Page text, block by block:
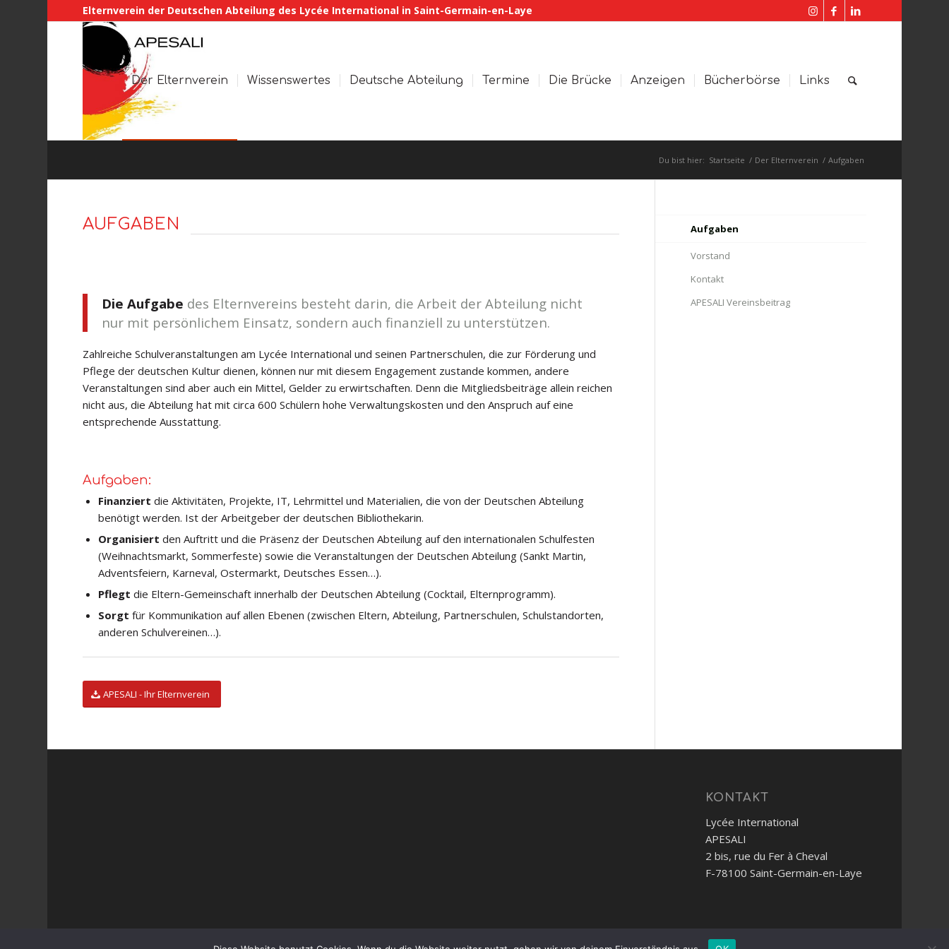
Elternverein der Deutschen Abteilung des Lycée International in Saint-Germain-en-Laye
Der Elternverein Wissenswertes Deutsche Abteilung Termine Die Brücke Anzeigen Bücherbörse Links
Du bist hier: Startseite / Der Elternverein / Aufgaben
AUFGABEN
Die Aufgabe des Elternvereins besteht darin, die Arbeit der Abteilung nicht
nur mit persönlichem Einsatz, sondern auch finanziell zu unterstützen.
Zahlreiche Schulveranstaltungen am Lycée International und seinen Partnerschulen, die zur Förderung und
Pflege der deutschen Kultur dienen, können nur mit diesem Engagement zustande kommen, andere
Veranstaltungen sind aber auch ein Mittel, Gelder zu erwirtschaften. Denn die Mitgliedsbeiträge allein reichen
nicht aus, die Abteilung hat mit circa 600 Schülern hohe Verwaltungskosten und den Anspruch auf eine
entsprechende Ausstattung.
Aufgaben:
Finanziertdie Aktivitäten, Projekte, IT, Lehrmittel und Materialien, die von der Deutschen Abteilung
benötigt werden. Ist der Arbeitgeber der deutschen Bibliothekarin.
Organisiertden Auftritt und die Präsenz der Deutschen Abteilung auf den internationalen Schulfesten
(Weihnachtsmarkt, Sommerfeste) sowie die Veranstaltungen der Deutschen Abteilung (Sankt Martin,
Adventsfeiern, Karneval, Ostermarkt, Deutsches Essen…).
Pflegtdie Eltern-Gemeinschaft innerhalb der Deutschen Abteilung (Cocktail, Elternprogramm).
Sorgtfür Kommunikation auf allen Ebenen (zwischen Eltern, Abteilung, Partnerschulen, Schulstandorten,
anderen Schulvereinen…).
APESALI - Ihr Elternverein
Aufgaben
Vorstand
Kontakt
APESALI Vereinsbeitrag
KONTAKT
Lycée International
APESALI
2 bis, rue du Fer à Cheval
F-78100 Saint-Germain-en-Laye